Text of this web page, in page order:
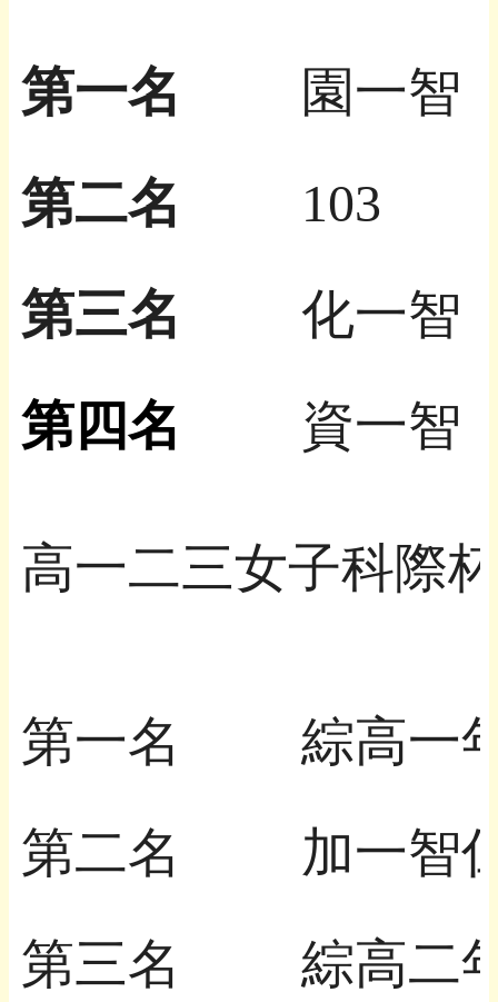
第一名
園一智
第二名
103
第三名
化一智
第四名
資一智
高一二三女子科際
第一名
綜高一
第二名
加一智
第三名
綜高二